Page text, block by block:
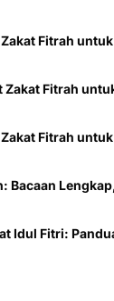
Fitrah
Fitrah
Fitrah
Bacaan
Idul Fitri: